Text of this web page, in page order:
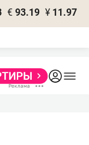
€ 93.19 ¥ 11.97